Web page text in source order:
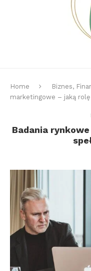
Home Biznes,
marketingowe – jaką
Badania